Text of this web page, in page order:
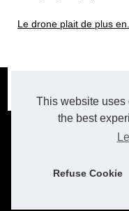
This website uses
the best
Refuse Cookie
Le drone plait de plus